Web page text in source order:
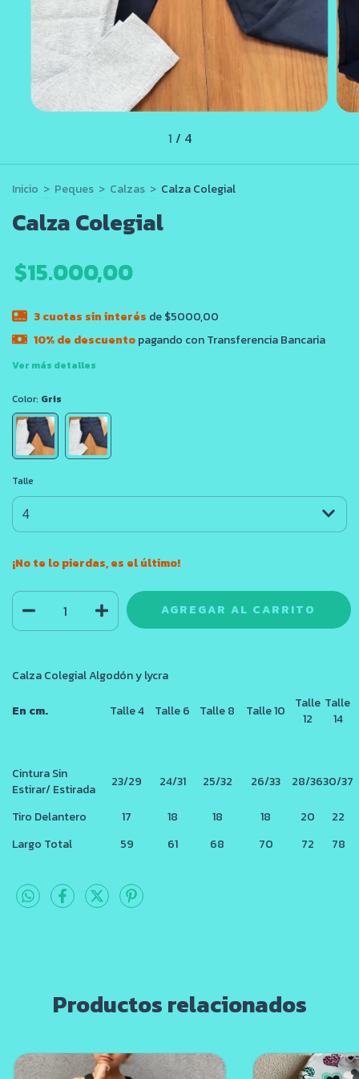
1 / 4
Inicio > Peques > Calzas > Calza Colegial
Calza Colegial
$15.000,00
3cuotas sin interés de $5000,00
10% de descuentopagando con Transferencia Bancaria
Ver más detalles
Color: Gris
Talle
¡No te lo pierdas, es el último!
Calza Colegial Algodón y lycra
En cm. Talle 4 Talle 6 Talle 8 Talle 10
Talle
12
Talle
14
Cintura Sin
Estirar/ Estirada
23/29 24/31 25/32 26/33 28/3630/37
Tiro Delantero 17 18 18 18 20
22
Largo Total
59 61 68 70 72 78
Productos relacionados